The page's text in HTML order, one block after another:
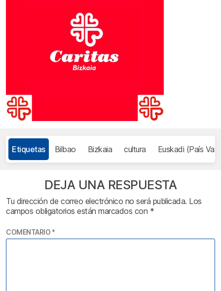
Etiquetas Bilbao Bizkaia cultura Euskadi (País
DEJA UNA RESPUESTA
Tu dirección de correo electrónico no será publicada. Los
campos obligatorios están marcados con *
COMENTARIO *